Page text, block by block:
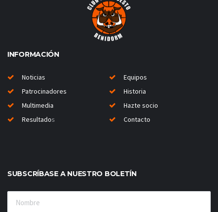
INFORMACIÓN
Noticias
Equipos
Patrocinadores
Historia
Multimedia
Hazte socio
Resultados Contacto
SUBSCRÍBASE A NUESTRO BOLETÍN